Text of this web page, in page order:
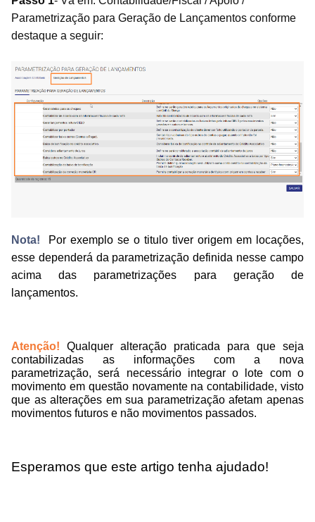
Parametrização para Geração de Lançamentos conforme
destaque a seguir:
Nota! Por exemplo se o titulo tiver origem em locações,
esse dependerá da parametrização definida nesse campo
acima das parametrizações para geração de
lançamentos.
Atenção! Qualquer alteração praticada para que seja
contabilizadas as informações com a nova
parametrização, será necessário integrar o lote com o
movimento em questão novamente na contabilidade, visto
que as alterações em sua parametrização afetam apenas
movimentos futuros e não movimentos passados.
Esperamos que este artigo tenha ajudado!